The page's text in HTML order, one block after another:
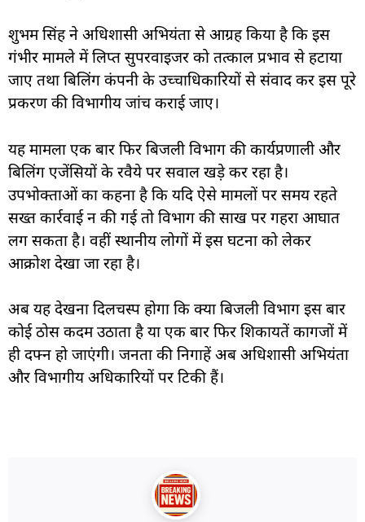
शुभम सिंह ने अधिशासी अभियंता से आग्रह किया है कि इस
गंभीर मामले में लिप्त सुपरवाइजर को तत्काल प्रभाव से हटाया
जाए तथा बिलिंग कंपनी के उच्चाधिकारियों से संवाद कर इस पूरे
प्रकरण की विभागीय जांच कराई जाए।
यह मामला एक बार फिर बिजली विभाग की कार्यप्रणाली और
बिलिंग एजेंसियों के रवैये पर सवाल खड़े कर रहा है।
उपभोक्ताओं का कहना है कि यदि ऐसे मामलों पर समय रहते
सख्त कार्रवाई न की गई तो विभाग की साख पर गहरा आघात
लग सकता है। वहीं स्थानीय लोगों में इस घटना को लेकर
आक्रोश देखा जा रहा है।
अब यह देखना दिलचस्प होगा कि क्या बिजली विभाग इस बार
कोई ठोस कदम उठाता है या एक बार फिर शिकायतें कागजों में
ही दफ्न हो जाएंगी। जनता की निगाहें अब अधिशासी अभियंता
और विभागीय अधिकारियों पर टिकी हैं।